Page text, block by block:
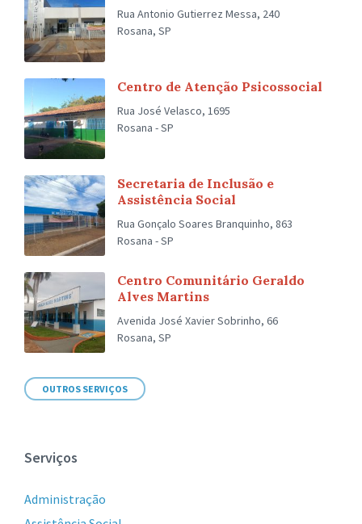
Rua Antonio Gutierrez Messa, 240
Rosana, SP
Centro de Atenção Psicossocial
Rua José Velasco, 1695
Rosana - SP
Secretaria de Inclusão e
Assistência Social
Rua Gonçalo Soares Branquinho, 863
Rosana - SP
Centro Comunitário Geraldo
Alves Martins
Avenida José Xavier Sobrinho, 66
Rosana, SP
OUTROS SERVIÇOS
Serviços
Administração